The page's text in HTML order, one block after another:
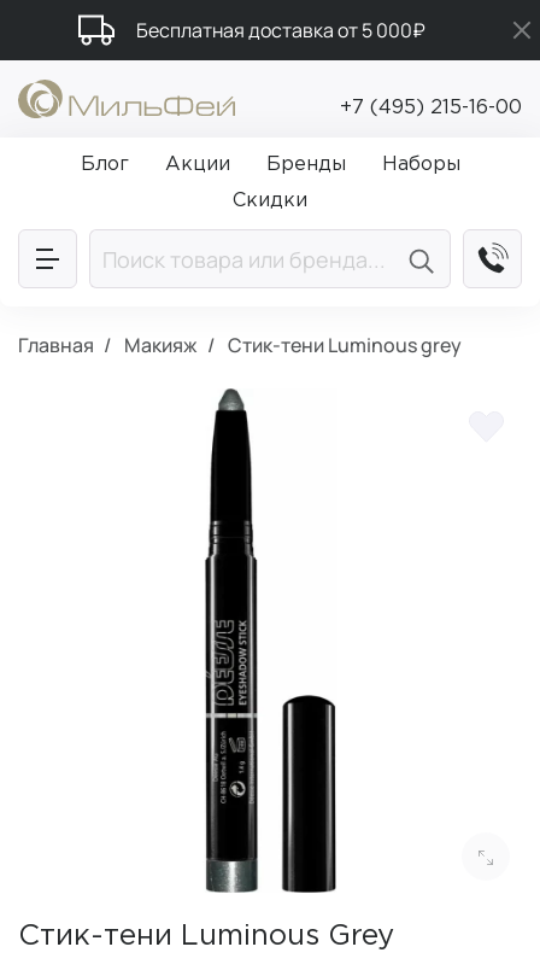
Бесплатная доставка от 5 000₽
Подарки в каждый заказ от 5 000₽
Промокод ПРИВЕТ
+7 (495) 215-16-00
Блог Акции Бренды
Наборы
Скидки
Главная Макияж Стик-тени Luminous grey
Стик-тени Luminous Grey